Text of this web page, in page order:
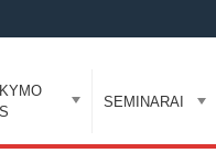
SEMINARAI